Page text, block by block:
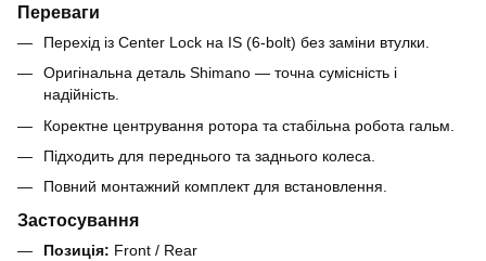
Переваги
Перехід із Center Lock на IS (6-bolt) без заміни втулки.
Оригінальна деталь Shimano — точна сумісність і
надійність.
Коректне центрування ротора та стабільна робота гальм.
Підходить для переднього та заднього колеса.
Повний монтажний комплект для встановлення.
Застосування
Позиція: Front / Rear